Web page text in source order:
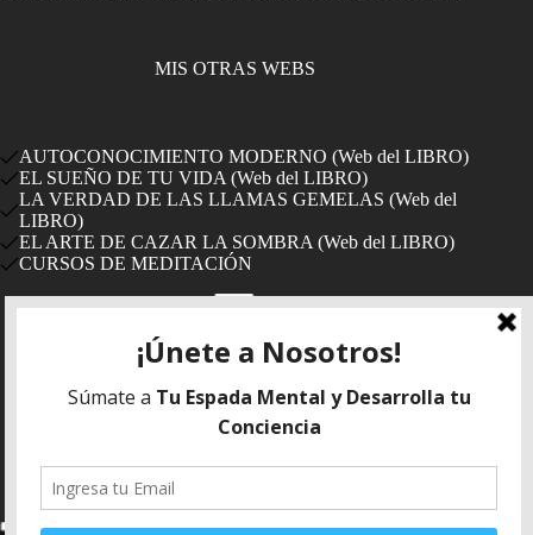
MIS OTRAS WEBS
AUTOCONOCIMIENTO MODERNO (Web del LIBRO)
EL SUEÑO DE TU VIDA (Web del LIBRO)
LA VERDAD DE LAS LLAMAS GEMELAS (Web del
LIBRO)
EL ARTE DE CAZAR LA SOMBRA (Web del LIBRO)
CURSOS DE MEDITACIÓN